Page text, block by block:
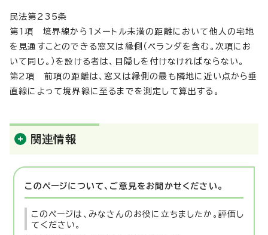
民法第235条
第1項 境界線から1メートル未満の距離において他人の宅地
を見通すことのできる窓又は縁側（ベランダを含む。次項にお
いて同じ。）を設ける者は、目隠しを付けなければならない。
第2項 前項の距離は、窓又は縁側の最も隣地に近い点から垂
直線によって境界線に至るまでを測定して算出する。
関連情報
このページについて、ご意見をお聞かせください。
このページは、みなさんのお役に立ちましたか。評価し
てください。